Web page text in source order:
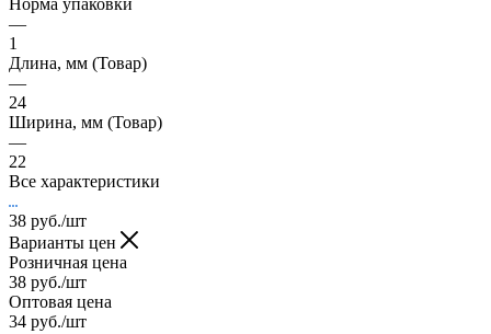
—
1
Длина, мм (Товар)
—
24
Ширина, мм (Товар)
—
22
Все характеристики
38 руб./шт
Варианты цен
Розничная цена
38 руб./шт
Оптовая цена
34 руб./шт